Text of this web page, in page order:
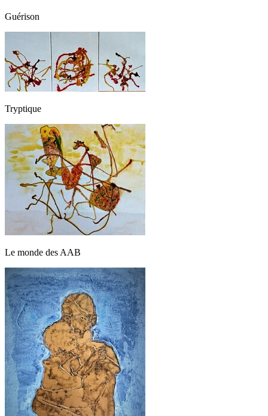
Guérison
Tryptique
Le monde des AAB